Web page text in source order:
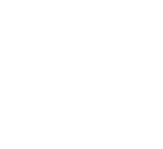
média de 5, 87 avaliações